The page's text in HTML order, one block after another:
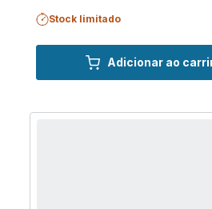
Adicionar ao
Stock limitado